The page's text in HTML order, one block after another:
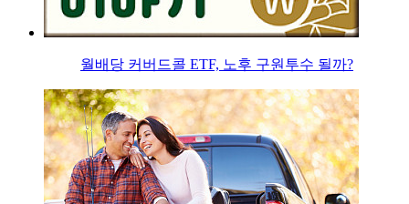
월배당 커버드콜 ETF, 노후 구원투수 될까?